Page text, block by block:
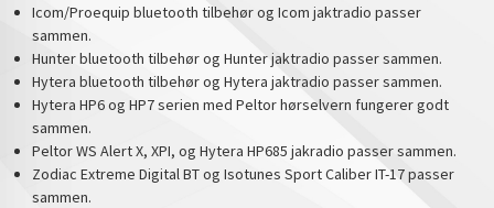
Icom/Proequip bluetooth tilbehør og Icom jaktradio passer
sammen.
Hunter bluetooth tilbehør og Hunter jaktradio passer sammen.
Hytera bluetooth tilbehør og Hytera jaktradio passer sammen.
Hytera HP6 og HP7 serien med Peltor hørselvern fungerer godt
sammen.
Peltor WS Alert X, XPI, og Hytera HP685 jakradio passer sammen.
Zodiac Extreme Digital BT og Isotunes Sport Caliber IT-17 passer
sammen.